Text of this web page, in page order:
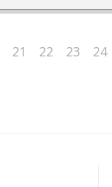
21 22 23 24